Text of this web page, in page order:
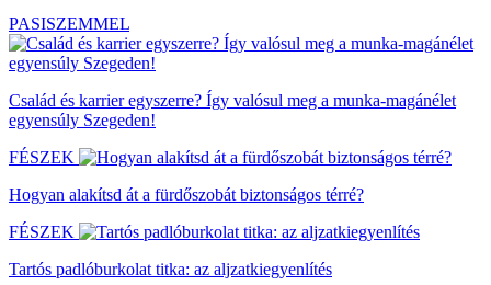
PASISZEMMEL
Család és karrier egyszerre? Így valósul meg a munka-magánélet
egyensúly Szegeden!
FÉSZEK
Hogyan alakítsd át a fürdőszobát biztonságos térré?
FÉSZEK
Tartós padlóburkolat titka: az aljzatkiegyenlítés